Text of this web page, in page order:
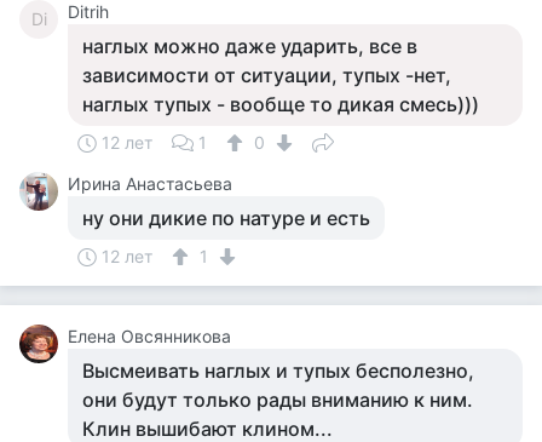
Di Ditrih
наглых можно даже ударить, все в
зависимости от ситуации, тупых -нет,
наглых тупых - вообще то дикая смесь)))
12 лет 1
0
Ирина Анастасьева
ну они дикие по натуре и есть
12 лет 1
Елена Овсянникова
Высмеивать наглых и тупых бесполезно,
они будут только рады вниманию к ним.
Клин вышибают клином...